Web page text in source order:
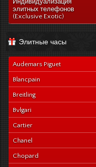
touch-grape-lizard-
en
navy-alligator-en
175-novyj-vertu-
signature-new-touch
Индивидуализация
элитных телефонов
(Exclusive Exotic)
Элитные часы
Audemars Piguet
Blancpain
Breitling
Bvlgari
Cartier
Chanel
Chopard